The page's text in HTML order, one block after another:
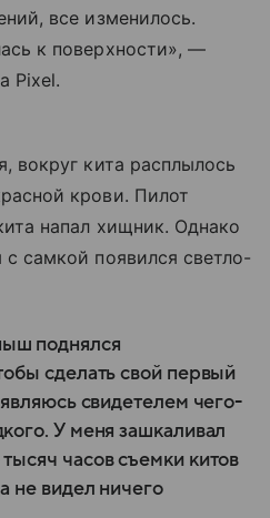
все изменилось.
к поверхности», —
Pixel.
вокруг кита расплылось
крови. Пилот
напал хищник. Однако
самкой появился светло-
поднялся
сделать свой первый
свидетелем чего-
У меня зашкаливал
часов съемки китов
не видел ничего